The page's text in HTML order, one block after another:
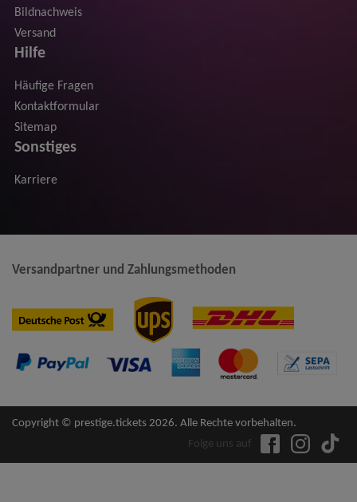
Bildnachweis
Versand
Hilfe
Häufige Fragen
Kontaktformular
Sitemap
Sonstiges
Karriere
Versandpartner und Zahlungsmethoden
Copyright © prestige.tickets 2026. Alle Rechte vorbehalten.
Folge uns auf